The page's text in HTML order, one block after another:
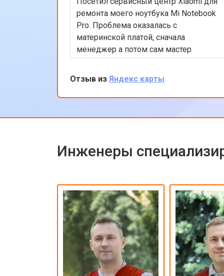
ремонта моего ноутбука Mi Notebook
Pro. Проблема оказалась с
материнской платой, сначала
менеджер а потом сам мастер
подробно объяснили процесс
ремонта. Утром оставил заявку, в
обед курьер приехал и к вечеру
ноутбук был готов-очень быстро.
качеством ремонта.
Отзыв из Яндекс карты
Инженеры